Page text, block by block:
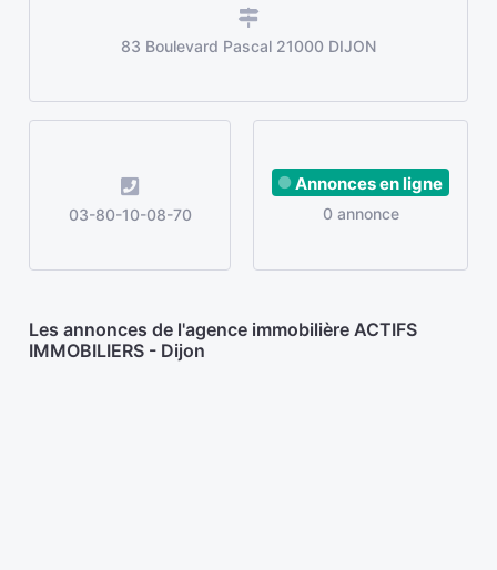
83 Boulevard Pascal 21000 DIJON
03-80-10-08-70
Annonces en ligne
0 annonce
Les annonces de l'agence immobilière ACTIFS
IMMOBILIERS - Dijon